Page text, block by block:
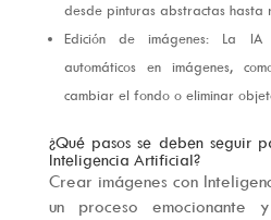
desde pinturas abstractas hasta
Edición de imágenes: La IA
automáticos en imágenes,
cambiar el fondo o eliminar
¿Qué pasos se deben seguir
Inteligencia Artificial?
Crear imágenes con
un proceso emocionante